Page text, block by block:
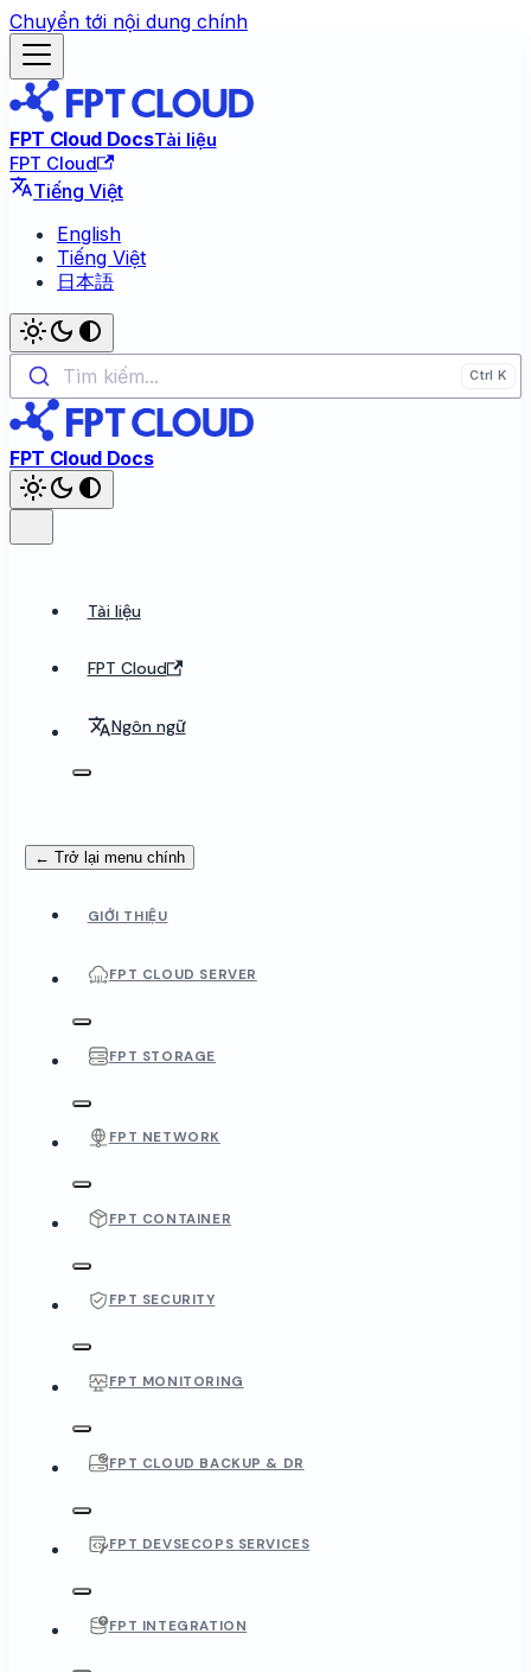
Chuyển tới nội dung chính
FPT Cloud DocsTài liệu
FPT Cloud
Tiếng Việt
English
Tiếng Việt
日本語
Tìm kiếm...
FPT Cloud Docs
Tài liệu
FPT Cloud
Ngôn ngữ
← Trở lại menu chính
GIỚI THIỆU
FPT CLOUD SERVER
FPT STORAGE
FPT NETWORK
FPT CONTAINER
FPT SECURITY
FPT MONITORING
FPT CLOUD BACKUP & DR
FPT DEVSECOPS SERVICES
FPT INTEGRATION